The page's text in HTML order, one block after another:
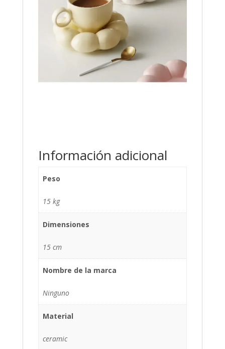
Información adicional
Peso
15 kg
Dimensiones
15 cm
Nombre de la marca
Ninguno
Material
ceramic